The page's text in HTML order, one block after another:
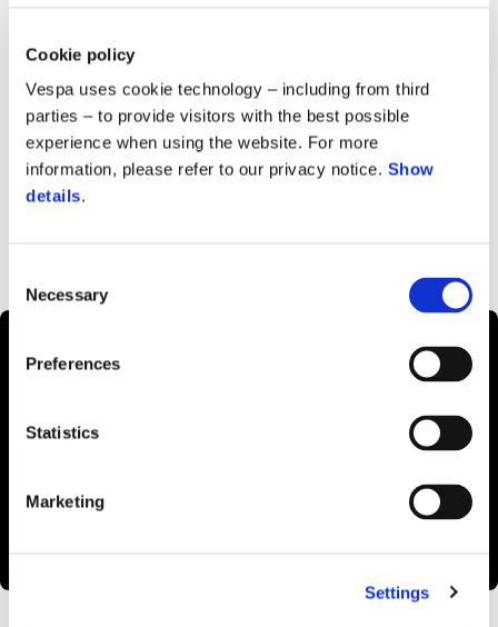
Cookie policy
Vespa uses cookie technology – including from third
parties – to provide visitors with the best possible
experience when using the website. For more
information, please refer to our privacy notice. Show
details.
Selection
Necessary
Preferences
Statistics
Marketing
Settings
Več informacij o
Item
Item